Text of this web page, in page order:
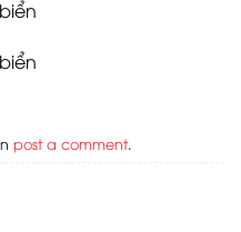
post a comment.